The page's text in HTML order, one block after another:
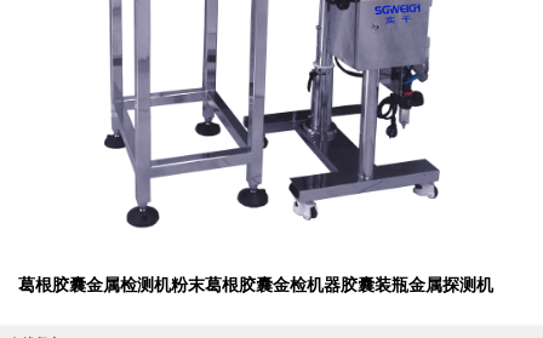
葛根胶囊金属检测机粉末葛根胶囊金检机器胶囊装瓶金属探测机